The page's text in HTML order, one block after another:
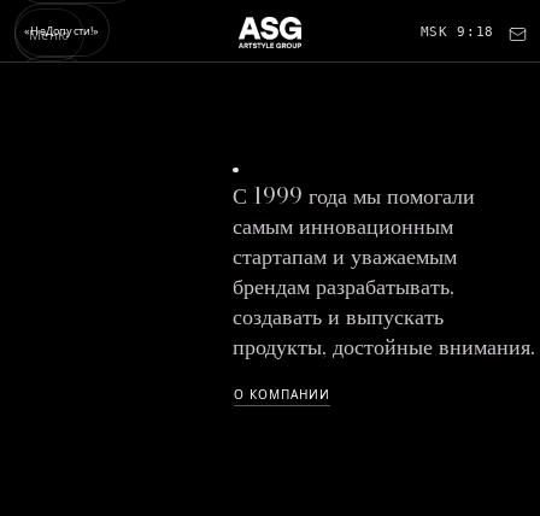
Меню MSK 9:18
«НеДопусти!»
С 1999 года мы помогали
самым инновационным
стартапам и уважаемым
брендам разрабатывать,
создавать и выпускать
продукты, достойные внимания.
О КОМПАНИИ